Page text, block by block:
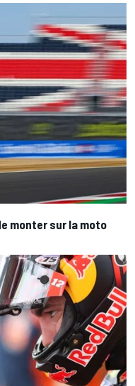
monter sur la moto